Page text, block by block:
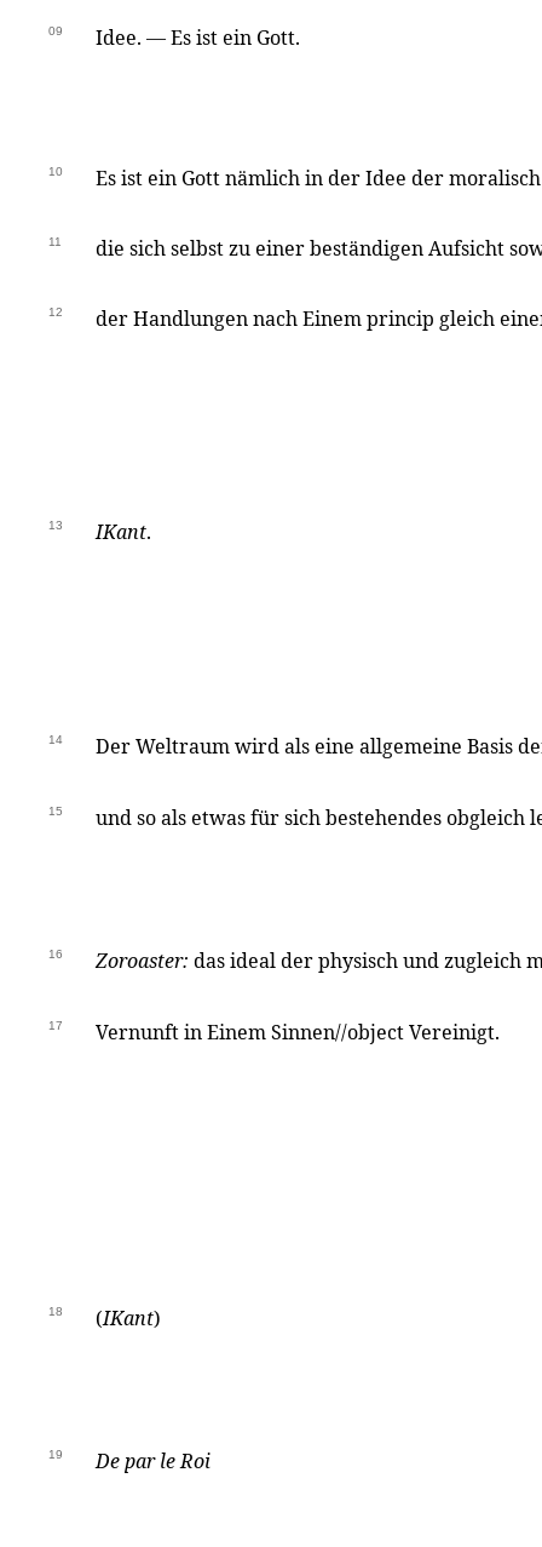
09 Idee. — Es ist ein Gott.
10 Es ist ein Gott nämlich in der Idee der
11 die sich selbst zu einer beständigen Aufsicht
12 der Handlungen nach Einem princip gleich
13 IKant.
14 Der Weltraum wird als eine allgemeine Basis
15 und so als etwas für sich bestehendes obgleich
16 Zoroaster: das ideal der physisch und zugleich
17 Vernunft in Einem Sinnen//object Vereinigt.
18 (IKant)
19 De par le Roi